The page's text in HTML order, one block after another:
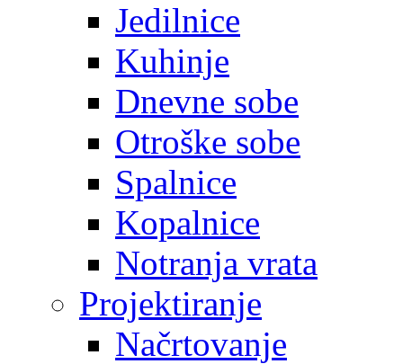
Jedilnice
Kuhinje
Dnevne sobe
Otroške sobe
Spalnice
Kopalnice
Notranja vrata
Projektiranje
Načrtovanje